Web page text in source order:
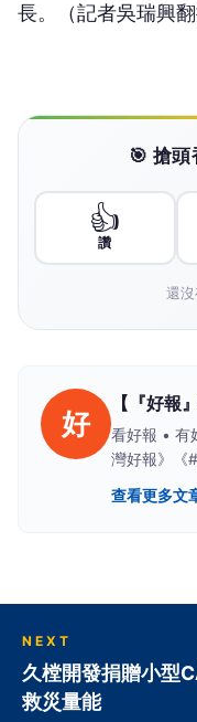
長。（記者吳瑞興翻
🎯 搶頭
👍
讚
還
好
【『好報
看好報 • 有
灣好報》《
Yahoo、
owlnews也
查看更多文
NEXT
久樘開發捐贈小型
救災量能